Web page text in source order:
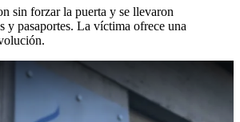
sin forzar la puerta y se llevaron
y pasaportes. La víctima ofrece una